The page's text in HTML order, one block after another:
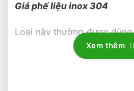
Giá phế liệu inox 304
Loại này thường được
bị chế biến thực phẩm.
xuất bia, chế biến sữa, làm
Xem thêm